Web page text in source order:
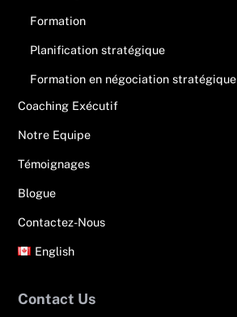
Formation
Planification stratégique
Formation en négociation stratégique
Coaching Exécutif
Notre Equipe
Témoignages
Blogue
Contactez-Nous
English
Contact Us